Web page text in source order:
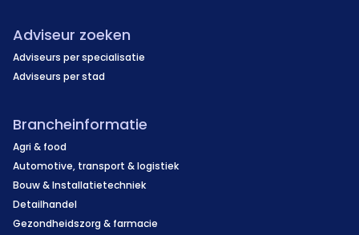
Adviseur zoeken
Adviseurs per specialisatie
Adviseurs per stad
Brancheinformatie
Agri & food
Automotive, transport & logistiek
Bouw & Installatietechniek
Detailhandel
Gezondheidszorg & farmacie